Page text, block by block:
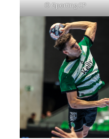
© Sporting CP